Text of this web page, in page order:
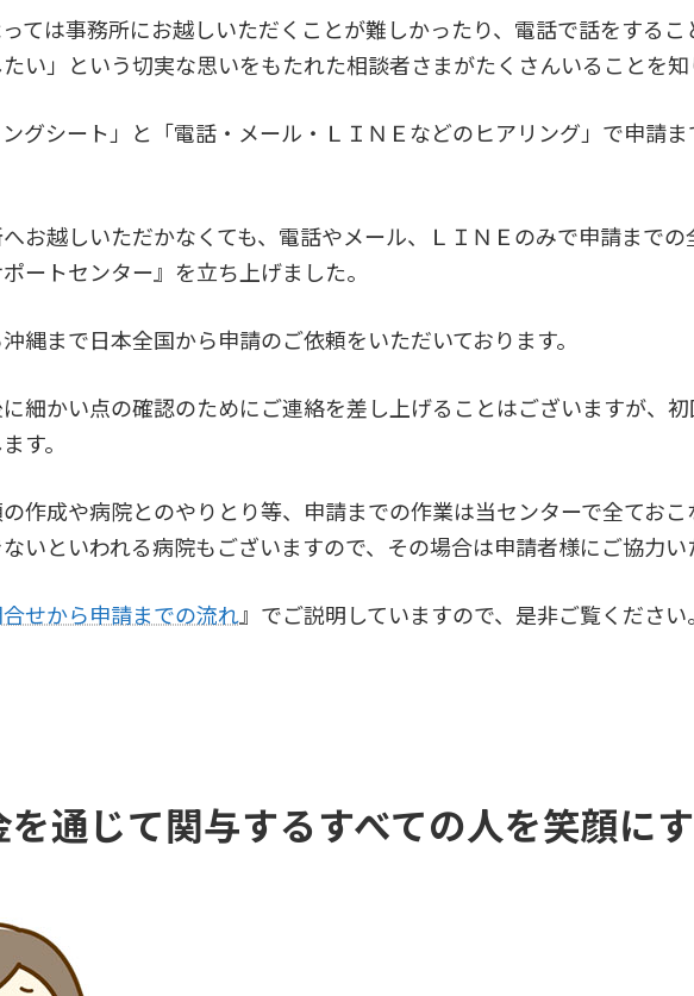
ては事務所にお越しいただくことが難しかったり、電話で話をする
い」という切実な思いをもたれた相談者さまがたくさんいることを
グシート」と「電話・メール・ＬＩＮＥなどのヒアリング」で申請
お越しいただかなくても、電話やメール、ＬＩＮＥのみで申請まで
ートセンター』を立ち上げました。
縄まで日本全国から申請のご依頼をいただいております。
細かい点の確認のためにご連絡を差し上げることはございますが、
す。
作成や病院とのやりとり等、申請までの作業は当センターで全てお
いといわれる病院もございますので、その場合は申請者様にご協力い
せから申請までの流れ』でご説明していますので、是非ご覧ください。
通じて関与するすべての人を笑顔に